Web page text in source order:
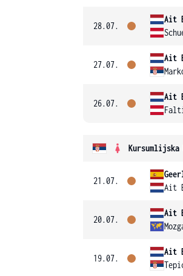
28.07.
Ait
27.07.
Ait
26.07.
Ait
Kursumlijska
21.07.
Ait
20.07.
Ait
19.07.
Ait